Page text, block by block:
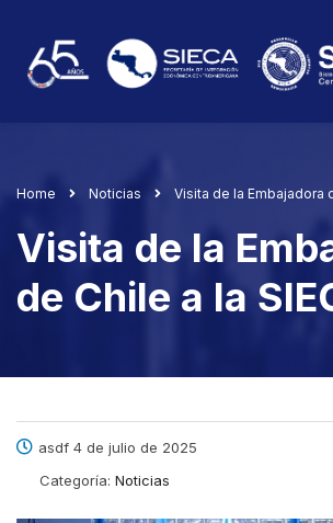
Home Noticias Visita de la Embajadora
Visita de la
de Chile a la
asdf 4 de julio de 2025
Categoría: Noticias